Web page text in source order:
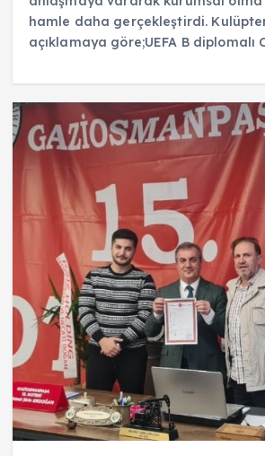
hamle daha gerçekleştirdi.
açıklamaya göre;UEFA B diplomalı